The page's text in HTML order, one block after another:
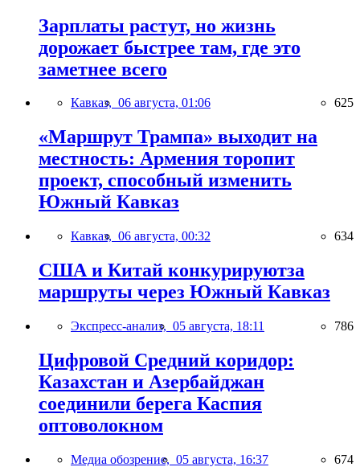
Зарплаты растут, но жизнь
дорожает быстрее там, где это
заметнее всего
Кавказ, 06 августа, 01:06 625
«Маршрут Трампа» выходит на
местность: Армения торопит
проект, способный изменить
Южный Кавказ
Кавказ, 06 августа, 00:32 634
США и Китай конкурируютза
маршруты через Южный Кавказ
Экспресс-анализ, 05 августа, 18:11 786
Цифровой Средний коридор:
Казахстан и Азербайджан
соединили берега Каспия
оптоволокном
Медиа обозрение, 05 августа, 16:37 674